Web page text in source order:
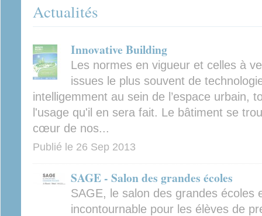
Actualités
Innovative Building
Les normes en vigueur et celles à
issues le plus souvent de
intelligemment au sein de l’espace urbain,
l'usage qu'il en sera fait. Le bâtiment se
cœur de nos...
Publié le 26 Sep 2013
SAGE - Salon des grandes écoles
SAGE, le salon des grandes écoles
incontournable pour les élèves de